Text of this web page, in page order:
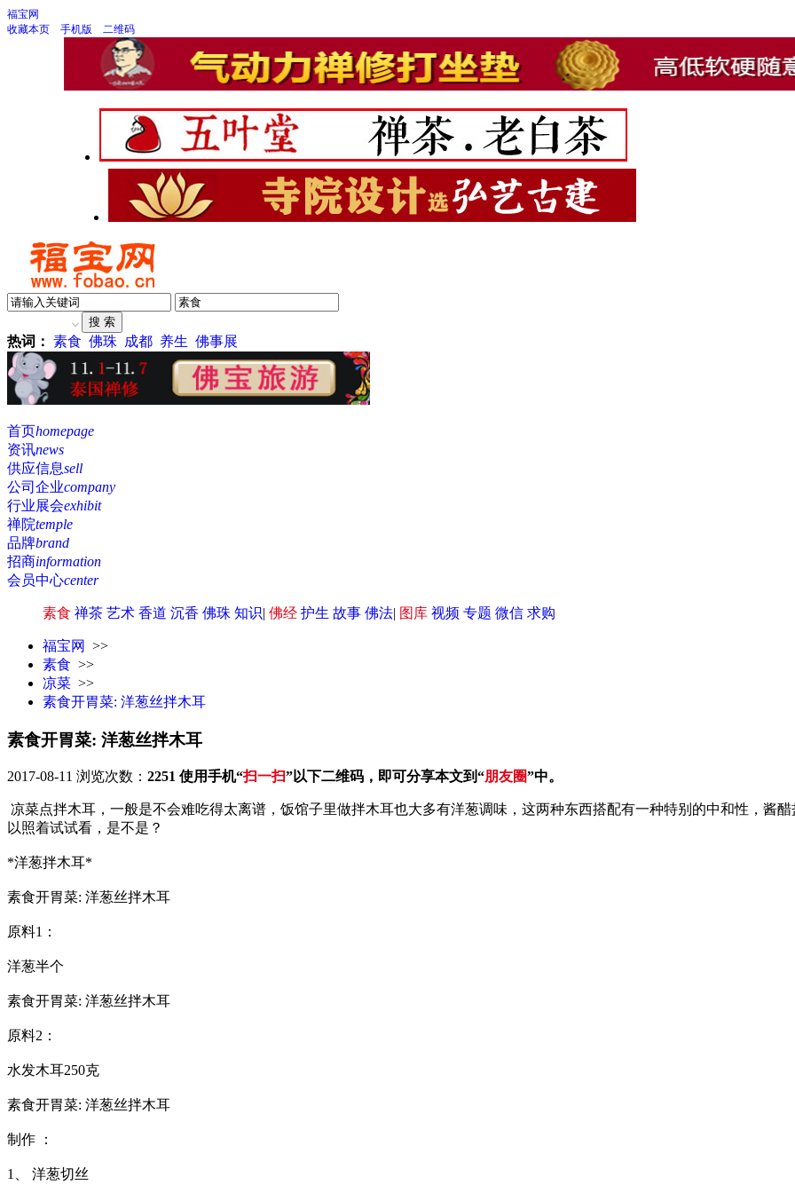
福宝网
收藏本页
手机版 二维码
热词： 素食 佛珠 成都 养生 佛事展
首页homepage
资讯news
供应信息sell
公司企业company
行业展会exhibit
禅院temple
品牌brand
招商information
会员中心center
素食 禅茶 艺术 香道 沉香 佛珠 知识| 佛经 护生 故事 佛法| 图库 视频 专题 微信 求购
福宝网
>>
素食 >>
凉菜 >>
素食开胃菜: 洋葱丝拌木耳
素食开胃菜: 洋葱丝拌木耳
2017-08-11 浏览次数： 2251 使用手机“扫一扫”以下二维码，即可分享本文到“朋友圈”中。
凉菜点拌木耳，一般是不会难吃得太离谱，饭馆子里做拌木耳也大多有洋葱调味，这两种东西搭配有一种特别的中和性，酱
以照着试试看，是不是？
*洋葱拌木耳*
素食开胃菜: 洋葱丝拌木耳
原料1：
洋葱半个
素食开胃菜: 洋葱丝拌木耳
原料2：
水发木耳250克
素食开胃菜: 洋葱丝拌木耳
制作 ：
1、 洋葱切丝